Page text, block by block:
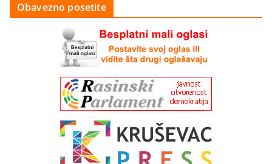
Obavezno posetite